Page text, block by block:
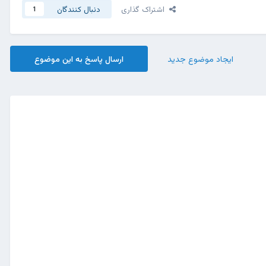
اشتراک گذاری دنبال کنندگان 1
ارسال پاسخ به این موضوع ایجاد موضوع جدید